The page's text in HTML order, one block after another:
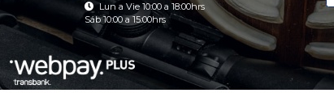
Lun a Vie 10:00 a 18:00hrs
Sáb 10:00 a 15:00hrs